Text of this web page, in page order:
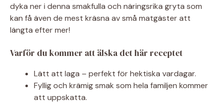
dyka ner i denna smakfulla och näringsrika gryta som
kan få även de mest kräsna av små matgäster att
längta efter mer!
Varför du kommer att älska det här receptet
Lätt att laga – perfekt för hektiska vardagar.
Fyllig och krämig smak som hela familjen kommer
att uppskatta.